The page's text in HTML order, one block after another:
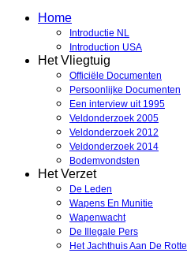
Home
Introductie NL
Introduction USA
Het Vliegtuig
Officiële Documenten
Persoonlijke Documenten
Een interview uit 1995
Veldonderzoek 2005
Veldonderzoek 2012
Veldonderzoek 2014
Bodemvondsten
Het Verzet
De Leden
Wapens En Munitie
Wapenwacht
De Illegale Pers
Het Jachthuis Aan De Rotte